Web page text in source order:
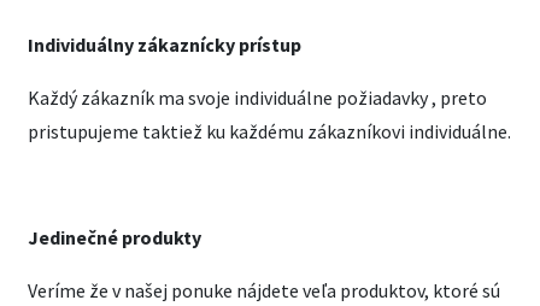
Individuálny zákaznícky prístup
Každý zákazník ma svoje individuálne požiadavky , preto
pristupujeme taktiež ku každému zákazníkovi individuálne.
Jedinečné produkty
Veríme že v našej ponuke nájdete veľa produktov, ktoré sú